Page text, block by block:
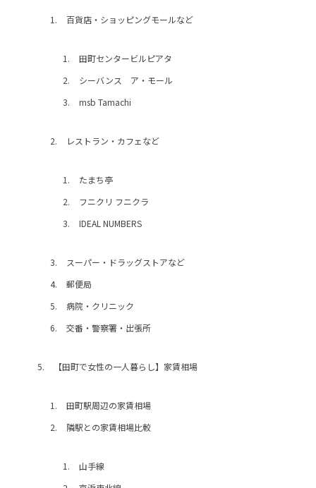
百貨店・ショッピングモールなど
田町センタービルピアタ
シーバンス ア・モール
msb Tamachi
レストラン・カフェなど
たまち亭
フニクリ フニクラ
IDEAL NUMBERS
スーパー・ドラッグストアなど
郵便局
病院・クリニック
交番・警察署・出張所
【田町で女性の一人暮らし】家賃相場
田町駅周辺の家賃相場
隣駅との家賃相場比較
山手線